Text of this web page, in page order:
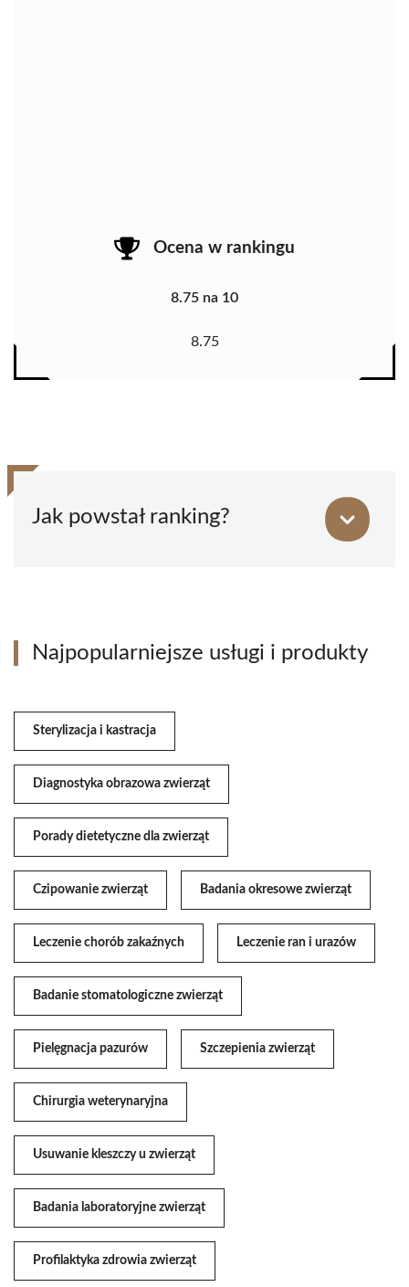
Ocena w rankingu
8.75 na 10
8.75
Jak powstał ranking?
Najpopularniejsze usługi i produkty
Sterylizacja i kastracja
Diagnostyka obrazowa zwierząt
Porady dietetyczne dla zwierząt
Czipowanie zwierząt Badania okresowe zwierząt
Leczenie chorób zakaźnych Leczenie ran i urazów
Badanie stomatologiczne zwierząt
Pielęgnacja pazurów Szczepienia zwierząt
Chirurgia weterynaryjna
Usuwanie kleszczy u zwierząt
Badania laboratoryjne zwierząt
Profilaktyka zdrowia zwierząt